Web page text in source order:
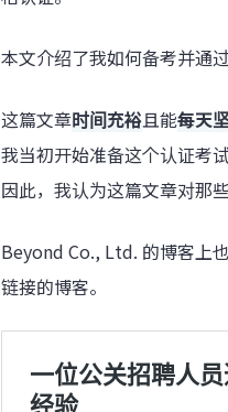
本文介绍了我如何备考并通
这篇文章时间充裕且能每天
我当初开始准备这个认证考
因此，我认为这篇文章对那
Beyond Co., Ltd. 的博客上
链接的博客。